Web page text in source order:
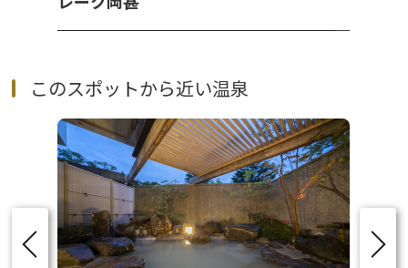
このスポットから近い温泉